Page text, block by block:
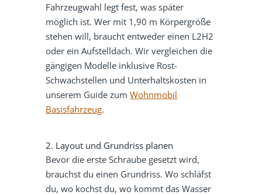
Fahrzeugwahl legt fest, was später
möglich ist. Wer mit 1,90 m Körpergröße
stehen will, braucht entweder einen L2H2
oder ein Aufstelldach. Wir vergleichen die
gängigen Modelle inklusive Rost-
Schwachstellen und Unterhaltskosten in
unserem Guide zumWohnmobil
Basisfahrzeug.
2. Layout und Grundriss planen
Bevor die erste Schraube gesetzt wird,
brauchst du einen Grundriss. Wo schläfst
du, wo kochst du, wo kommt das Wasser